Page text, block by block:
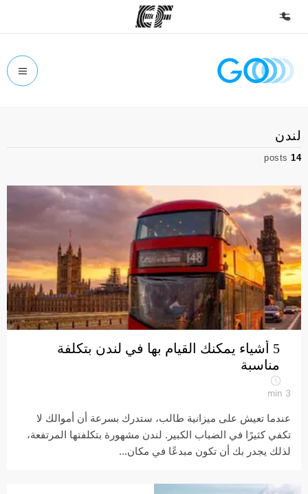
الصفحة الرئيسية
شاهد كل ما نقوم به
مكاتب
أعثر على مكتب قريب منك
نبذة عنا
من نحن
وظائف
إنضم إلى الفريق
لندن
14
posts
5 أشياء يمكنك القيام بها في لندن بتكلفة
مناسبة
3
min
عندما تعيش على ميزانية طالب، ستدرك بسرعة أن أموالك لا
تكفي كثيرًا في الضباب الكبير. لندن مشهورة بتكلفتها المرتفعة،
لذلك يجدر بك أن تكون مبدعًا في مكان...